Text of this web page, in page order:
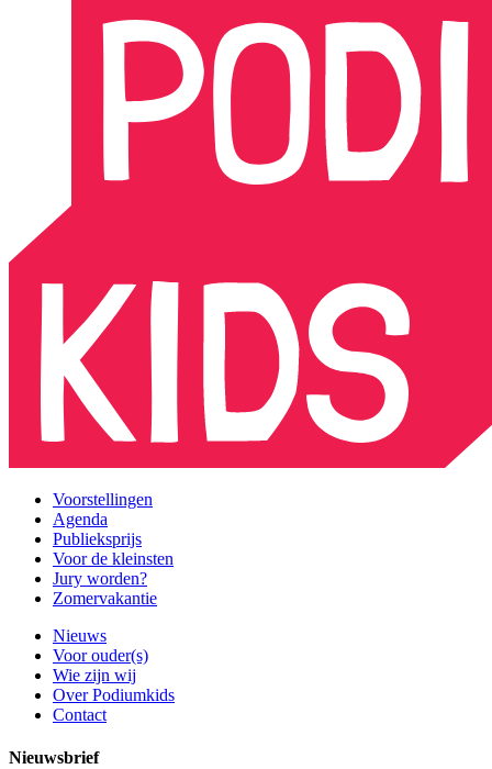
Voorstellingen
Agenda
Publieksprijs
Voor de kleinsten
Jury worden?
Zomervakantie
Nieuws
Voor ouder(s)
Wie zijn wij
Over Podiumkids
Contact
Nieuwsbrief